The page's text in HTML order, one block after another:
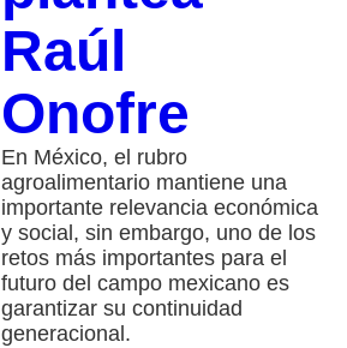
Raúl
Onofre
En México, el rubro
agroalimentario mantiene una
importante relevancia económica
y social, sin embargo, uno de los
retos más importantes para el
futuro del campo mexicano es
garantizar su continuidad
generacional.